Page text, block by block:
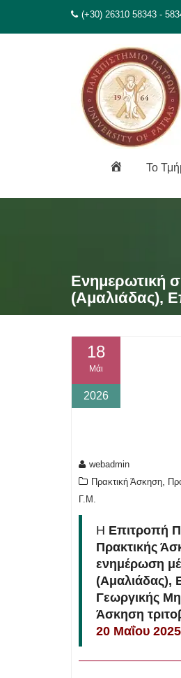
(+30) 26310 58343 -
To
Ενημερωτική
(Αμαλιάδας),
18
Μάι
2026
webadmin
Πρακτική Άσκηση
Γ.Μ.
Η Επιτροπή
Πρακτικής
ενημέρωση
(Αμαλιάδας),
Γεωργικής
Άσκηση
20 Μαΐου